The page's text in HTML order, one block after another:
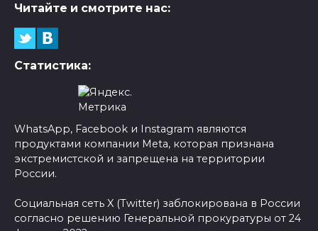
Читайте и смотрите нас:
Статистика:
WhatsApp, Facebook и Instagram являются
продуктами компании Meta, которая признана
экстремистской и запрещена на территории
России.
Социальная сеть X (Twitter) заблокирована в России
согласно решению Генеральной прокуратуры от 24